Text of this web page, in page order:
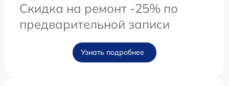
Скидка на ремонт -25% по
предварительной записи
Узнать подробнее